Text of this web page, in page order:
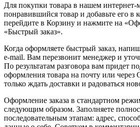
Для покупки товара в нашем интернет-
понравившийся товар и добавьте его в
перейдите в Корзину и нажмите на
«Быстрый заказ».
Когда оформляете быстрый заказ,
e-mail. Вам перезвонит менеджер и
По результатам разговора вам придет
оформления товара на почту или через
только ждать доставки и радоваться
Оформление заказа в стандартном
следующим образом. Заполняете
последовательным этапам: адрес,